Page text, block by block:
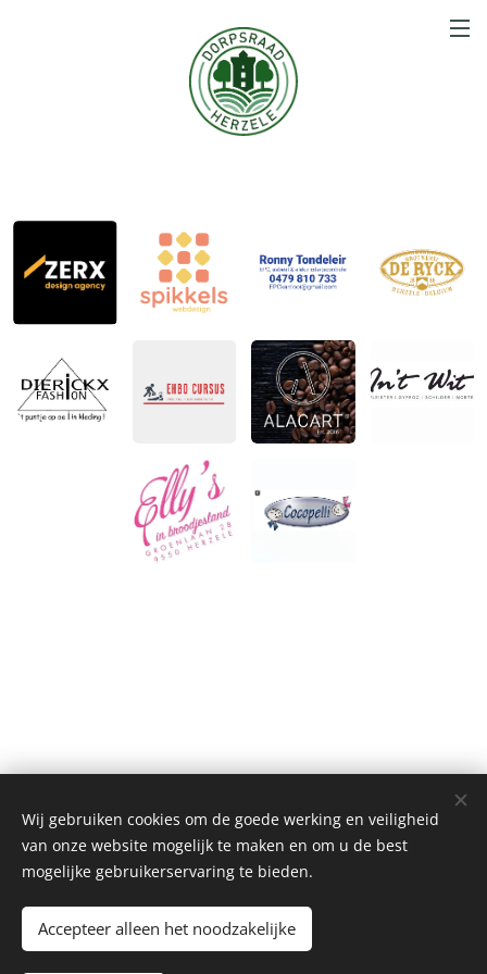
Wij gebruiken cookies om de goede werking en veiligheid
van onze website mogelijk te maken en om u de best
mogelijke gebruikerservaring te bieden.
Accepteer alleen het noodzakelijke